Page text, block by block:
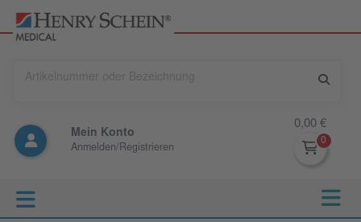
Mein Konto
Anmelden/Registrieren
0,00 €